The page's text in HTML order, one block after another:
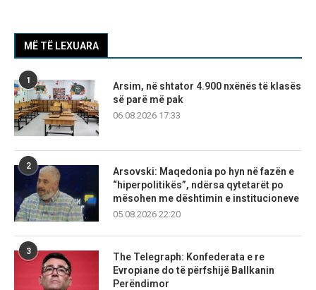
MË TË LEXUARA
1
Arsim, në shtator 4.900 nxënës të klasës
së parë më pak
06.08.2026 17:33
2
Arsovski: Maqedonia po hyn në fazën e
“hiperpolitikës”, ndërsa qytetarët po
mësohen me dështimin e institucioneve
05.08.2026 22:20
3
The Telegraph: Konfederata e re
Evropiane do të përfshijë Ballkanin
Perëndimor